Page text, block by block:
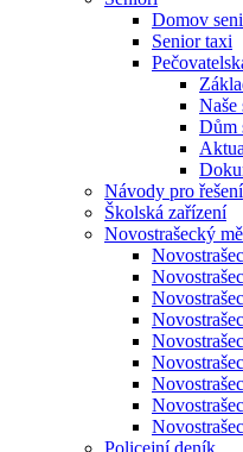
Domov
Senior taxi
Naše
Dům
Návody pro řešení
Školská zařízení
Novostrašecký
Policejní deník